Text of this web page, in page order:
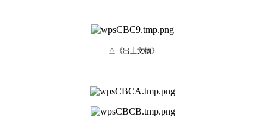
△《出土文物》